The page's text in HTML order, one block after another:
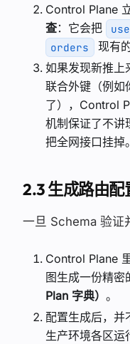
Control Plane
查：它会把
orders
现有
如果发现新推
联合外键（例如
了），Control
机制保证了不讲
把全网接口挂掉。
2.3 生成路由配
一旦 Schema 验证
Control Plane
图生成一份精密
Plan 字典） 。
配置生成后，并
生产环境各区运